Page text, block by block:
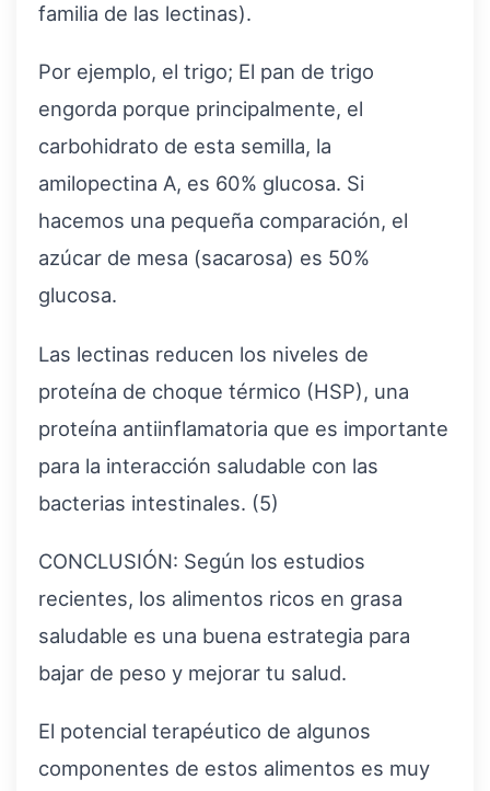
familia de las lectinas).
Por ejemplo, el trigo; El pan de trigo
engorda porque principalmente, el
carbohidrato de esta semilla, la
amilopectina A, es 60% glucosa. Si
hacemos una pequeña comparación, el
azúcar de mesa (sacarosa) es 50%
glucosa.
Las lectinas reducen los niveles de
proteína de choque térmico (HSP), una
proteína antiinflamatoria que es importante
para la interacción saludable con las
bacterias intestinales. (5)
CONCLUSIÓN: Según los estudios
recientes, los alimentos ricos en grasa
saludable es una buena estrategia para
bajar de peso y mejorar tu salud.
El potencial terapéutico de algunos
componentes de estos alimentos es muy